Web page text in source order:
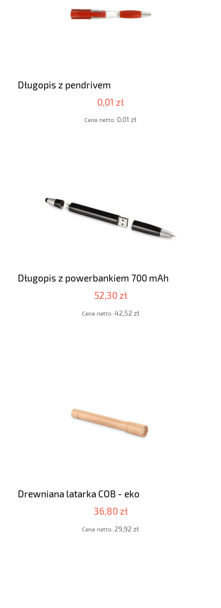
Długopis z pendrivem
0,01 zł
Cena netto: 0,01 zł
Długopis z powerbankiem 700 mAh
52,30 zł
Cena netto: 42,52 zł
Drewniana latarka COB - eko
36,80 zł
Cena netto: 29,92 zł